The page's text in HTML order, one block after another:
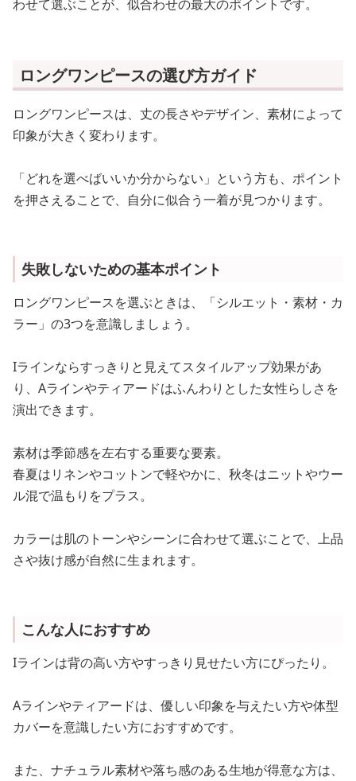
わせて選ぶことが、似合わせの最大のポイントです。
ロングワンピースの選び方ガイド
ロングワンピースは、丈の長さやデザイン、素材によって
印象が大きく変わります。
「どれを選べばいいか分からない」という方も、ポイント
を押さえることで、自分に似合う一着が見つかります。
失敗しないための基本ポイント
ロングワンピースを選ぶときは、「シルエット・素材・カ
ラー」の3つを意識しましょう。
Iラインならすっきりと見えてスタイルアップ効果があ
り、Aラインやティアードはふんわりとした女性らしさを
演出できます。
素材は季節感を左右する重要な要素。
春夏はリネンやコットンで軽やかに、秋冬はニットやウー
ル混で温もりをプラス。
カラーは肌のトーンやシーンに合わせて選ぶことで、上品
さや抜け感が自然に生まれます。
こんな人におすすめ
Iラインは背の高い方やすっきり見せたい方にぴったり。
Aラインやティアードは、優しい印象を与えたい方や体型
カバーを意識したい方におすすめです。
また、ナチュラル素材や落ち感のある生地が得意な方は、